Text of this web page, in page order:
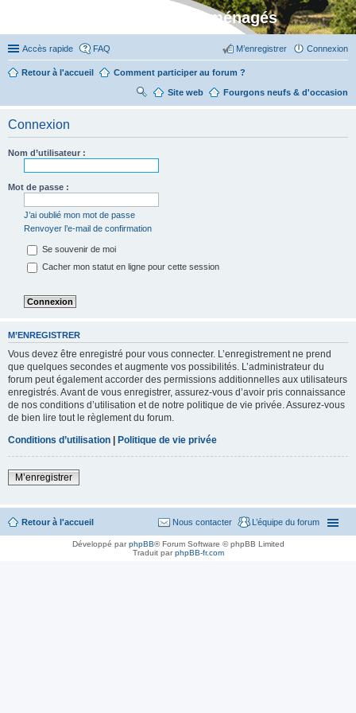
Stylevan - Vans aménagés
Accès rapide FAQ Connexion
M’enregistrer
Retour à l'accueil Comment participer au forum ?
Fourgons neufs & d'occasion
Site web
R
Connexion
Nom d’utilisateur :
Mot de passe :
J’ai oublié mon mot de passe
Renvoyer l’e-mail de confirmation
Se souvenir de moi
Cacher mon statut en ligne pour cette session
M’ENREGISTRER
Vous devez être enregistré pour vous connecter. L’enregistrement ne prend
que quelques secondes et augmente vos possibilités. L’administrateur du
forum peut également accorder des permissions additionnelles aux utilisateurs
enregistrés. Avant de vous enregistrer, assurez-vous d’avoir pris connaissance
de nos conditions d’utilisation et de notre politique de vie privée. Assurez-vous
de bien lire tout le règlement du forum.
Conditions d’utilisation | Politique de vie privée
M’enregistrer
Retour à l'accueil L’équipe du forum
Nous contacter
Développé parphpBB® Forum Software © phpBB Limited
Traduit parphpBB-fr.com